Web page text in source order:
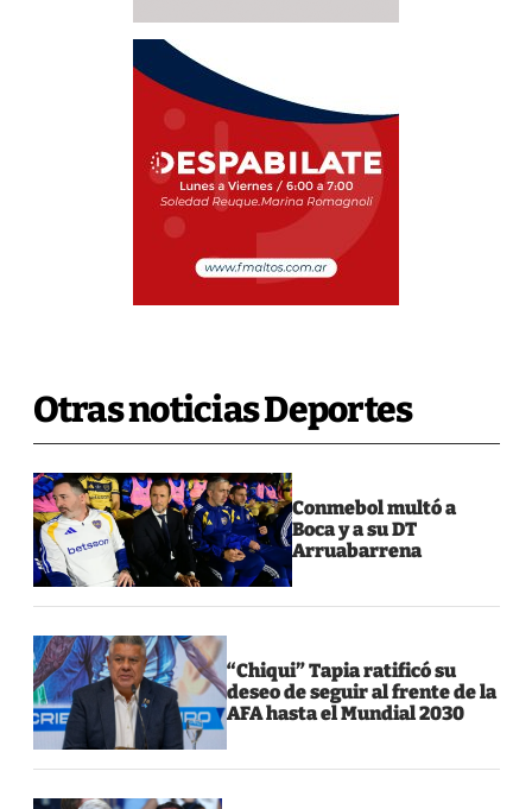
Otras noticias Deportes
Conmebol multó a
Boca y a su DT
Arruabarrena
“Chiqui” Tapia ratificó su
deseo de seguir al frente de la
AFA hasta el Mundial 2030